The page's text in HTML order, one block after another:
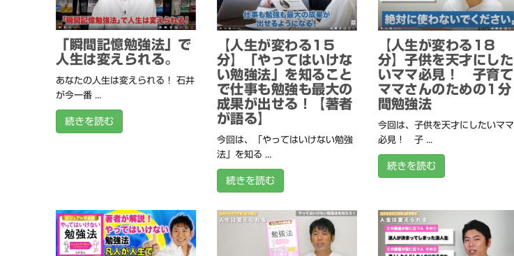
「瞬間記憶勉強法」で
人生は変えられる。
あなたの人生は変えられる！ 石井
が今一番 ...
続きを読む
【人生が変わる15
分】「やってはいけな
い勉強法」を知ること
で仕事も勉強も最大の
成果が出せる！【著者
が語る】
今回は、「やってはいけない勉強
法」を知る ...
続きを読む
【人生が変わる18
分】子供を天才にした
いママ必見！ 子育て
ママさんのための1分
間勉強法
今回は、子供を天才にしたいママ
必見！ 子 ...
続きを読む